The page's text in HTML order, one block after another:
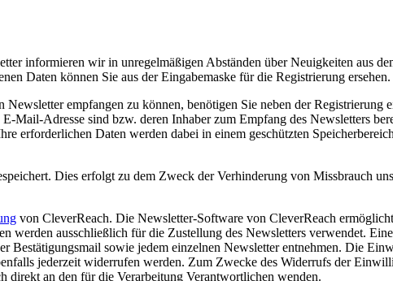
informieren wir in unregelmäßigen Abständen über Neuigkeiten aus
Daten können Sie aus der Eingabemaske für die Registrierung ersehen.
empfangen zu können, benötigen Sie neben der Registrierung
Mail-Adresse sind bzw. deren Inhaber zum Empfang des Newsletters
erforderlichen Daten werden dabei in einem geschützten
Dies erfolgt zu dem Zweck der Verhinderung von Missbrauch
von CleverReach. Die Newsletter-Software von CleverReach
werden ausschließlich für die Zustellung des Newsletters verwendet.
Bestätigungsmail sowie jedem einzelnen Newsletter entnehmen. Die
jederzeit widerrufen werden. Zum Zwecke des Widerrufs der
an den für die Verarbeitung Verantwortlichen wenden.